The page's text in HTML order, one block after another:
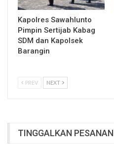
Kapolres Sawahlunto
Pimpin Sertijab Kabag
SDM dan Kapolsek
Barangin
PREV NEXT
TINGGALKAN PESANAN